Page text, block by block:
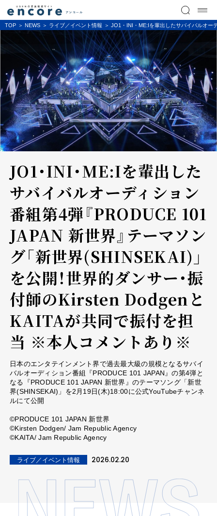
TOP NEWS ライブ／イベント情報 JO1・INI・ME:Iを輩出したサバイバルオー
JO1・INI・ME:Iを輩出した
サバイバルオーディション
番組第4弾『PRODUCE 101
JAPAN 新世界』テーマソン
グ「新世界(SHINSEKAI)」
を公開！世界的ダンサー・振
付師のKirsten Dodgenと
KAITAが共同で振付を担
当 ※本人コメントあり※
日本のエンタテインメント界で過去最大級の規模となるサバイ
バルオーディション番組『PRODUCE 101 JAPAN』の第4弾と
なる『PRODUCE 101 JAPAN 新世界』のテーマソング「新世
界(SHINSEKAI)」を2月19日(木)18:00に公式YouTubeチャンネ
ルにて公開
©PRODUCE 101 JAPAN 新世界
©Kirsten Dodgen/ Jam Republic Agency
©KAITA/ Jam Republic Agency
ライブ／イベント情報 2026.02.20